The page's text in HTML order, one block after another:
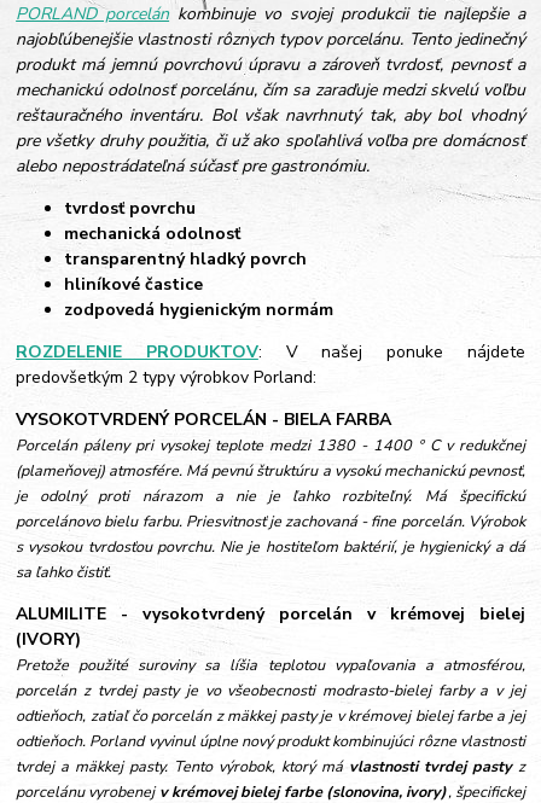
PORLAND porcelánkombinuje vo svojej produkcii tie najlepšie a
najobľúbenejšie vlastnosti rôznych typov porcelánu. Tento jedinečný
produkt má jemnú povrchovú úpravu a zároveň tvrdosť, pevnosť a
mechanickú odolnosť porcelánu, čím sa zaraďuje medzi skvelú voľbu
reštauračného inventáru. Bol však navrhnutý tak, aby bol vhodný
pre všetky druhy použitia, či už ako spoľahlivá voľba pre domácnosť
alebo nepostrádateľná súčasť pre gastronómiu.
tvrdosť povrchu
mechanická odolnosť
transparentný hladký povrch
hliníkové častice
zodpovedá hygienickým normám
ROZDELENIE PRODUKTOV: V našej ponuke nájdete
predovšetkým 2 typy výrobkov Porland:
VYSOKOTVRDENÝ PORCELÁN - BIELA FARBA
Porcelán páleny pri vysokej teplote medzi 1380 - 1400 ° C v redukčnej
(plameňovej) atmosfére. Má pevnú štruktúru a vysokú mechanickú pevnosť,
je odolný proti nárazom a nie je ľahko rozbiteľný. Má špecifickú
porcelánovo bielu farbu. Priesvitnosť je zachovaná - fine porcelán. Výrobok
s vysokou tvrdosťou povrchu. Nie je hostiteľom baktérií, je hygienický a dá
sa ľahko čistiť.
ALUMILITE - vysokotvrdený porcelán v krémovej bielej
(IVORY)
Pretože použité suroviny sa líšia teplotou vypaľovania a atmosférou,
porcelán z tvrdej pasty je vo všeobecnosti modrasto-bielej farby a v jej
odtieňoch, zatiaľ čo porcelán z mäkkej pasty je v krémovej bielej farbe a jej
odtieňoch. Porland vyvinul úplne nový produkt kombinujúci rôzne vlastnosti
tvrdej a mäkkej pasty. Tento výrobok, ktorý má vlastnosti tvrdej pastyz
porcelánu vyrobenejv krémovej bielej farbe (slonovina, ivory), špecifickej